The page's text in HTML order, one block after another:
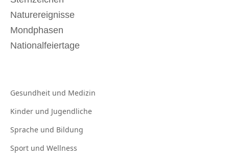
Naturereignisse
Mondphasen
Nationalfeiertage
Gesundheit und Medizin
Kinder und Jugendliche
Sprache und Bildung
Sport und Wellness